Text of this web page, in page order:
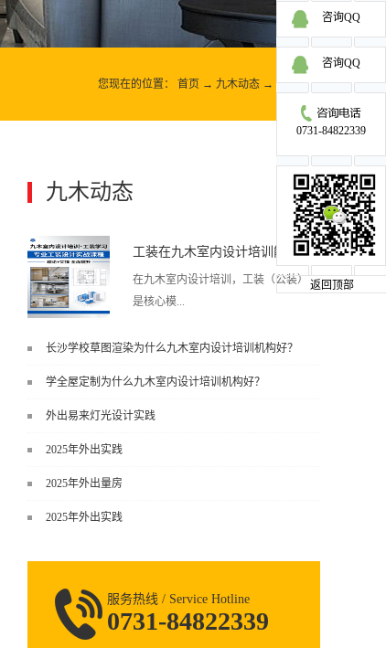
您现在的位置： 首页 → 九木动态 → 九木动态
九木动态 更多>>
工装在九木室内设计培训能学到东西吗?
在九木室内设计培训，工装（公装）
是核心模...
直接用于工作的东西，不是泛泛而
谈，而是从规范、软件、材料、施工
烟、照明、材料耐脏耐磨• 办公空间：
水...
长沙学校草图渲染为什么九木室内设计培训机构好？
学全屋定制为什么九木室内设计培训机构好？
外出易来灯光设计实践
2025年外出实践
2025年外出量房
2025年外出实践
服务热线 / Service Hotline
0731-84822339
咨询QQ
咨询QQ
0731-84822339
返回顶部